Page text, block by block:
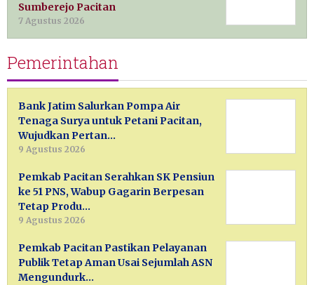
Sumberejo Pacitan
7 Agustus 2026
Pemerintahan
Bank Jatim Salurkan Pompa Air
Tenaga Surya untuk Petani Pacitan,
Wujudkan Pertan…
9 Agustus 2026
Pemkab Pacitan Serahkan SK Pensiun
ke 51 PNS, Wabup Gagarin Berpesan
Tetap Produ…
9 Agustus 2026
Pemkab Pacitan Pastikan Pelayanan
Publik Tetap Aman Usai Sejumlah ASN
Mengundurk…